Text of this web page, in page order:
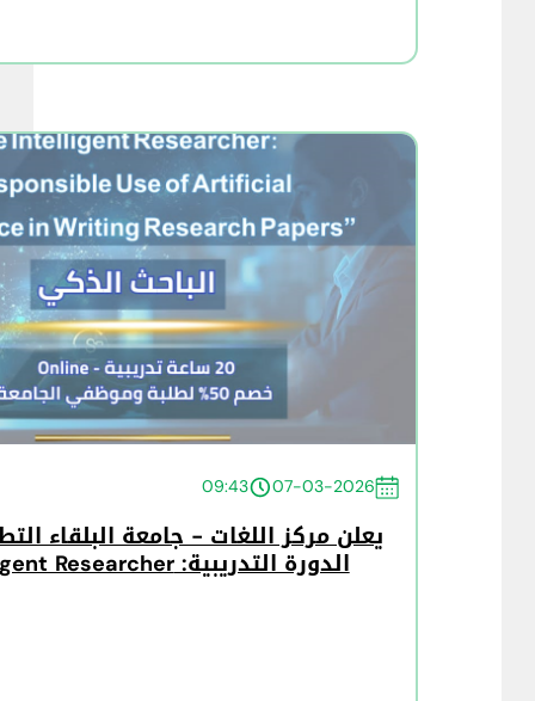
07-03-2026
09:43
يعلن مركز اللغات - جامعة البلقاء
الدورة التدريبية: The Intelligent Researcher